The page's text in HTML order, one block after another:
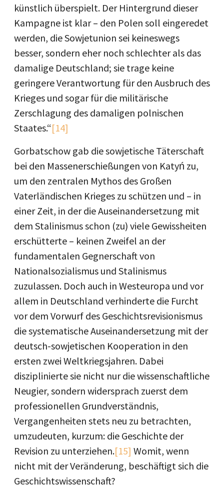
künstlich überspielt. Der Hintergrund dieser
Kampagne ist klar – den Polen soll eingeredet
werden, die Sowjetunion sei keineswegs
besser, sondern eher noch schlechter als das
damalige Deutschland; sie trage keine
geringere Verantwortung für den Ausbruch des
Krieges und sogar für die militärische
Zerschlagung des damaligen polnischen
Staates.“[14]
Gorbatschow gab die sowjetische Täterschaft
bei den Massenerschießungen von Katyń zu,
um den zentralen Mythos des Großen
Vaterländischen Krieges zu schützen und – in
einer Zeit, in der die Auseinandersetzung mit
dem Stalinismus schon (zu) viele Gewissheiten
erschütterte – keinen Zweifel an der
fundamentalen Gegnerschaft von
Nationalsozialismus und Stalinismus
zuzulassen. Doch auch in Westeuropa und vor
allem in Deutschland verhinderte die Furcht
vor dem Vorwurf des Geschichtsrevisionismus
die systematische Auseinandersetzung mit der
deutsch-sowjetischen Kooperation in den
ersten zwei Weltkriegsjahren. Dabei
disziplinierte sie nicht nur die wissenschaftliche
Neugier, sondern widersprach zuerst dem
professionellen Grundverständnis,
Vergangenheiten stets neu zu betrachten,
umzudeuten, kurzum: die Geschichte der
Revision zu unterziehen.[15] Womit, wenn
nicht mit der Veränderung, beschäftigt sich die
Geschichtswissenschaft?